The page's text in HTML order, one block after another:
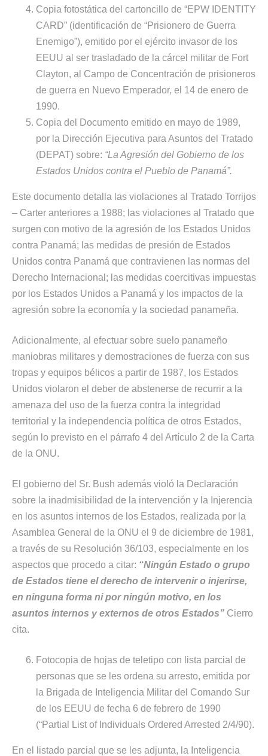
Copia fotostática del cartoncillo de “EPW IDENTITY
CARD” (identificación de “Prisionero de Guerra
Enemigo”), emitido por el ejército invasor de los
EEUU al ser trasladado de la cárcel militar de Fort
Clayton, al Campo de Concentración de prisioneros
de guerra en Nuevo Emperador, el 14 de enero de
1990.
Copia del Documento emitido en mayo de 1989,
por la Dirección Ejecutiva para Asuntos del Tratado
(DEPAT) sobre: “La Agresión del Gobierno de los
Estados Unidos contra el Pueblo de Panamá”.
Este documento detalla las violaciones al Tratado Torrijos
– Carter anteriores a 1988; las violaciones al Tratado que
surgen con motivo de la agresión de los Estados Unidos
contra Panamá; las medidas de presión de Estados
Unidos contra Panamá que contravienen las normas del
Derecho Internacional; las medidas coercitivas impuestas
por los Estados Unidos a Panamá y los impactos de la
agresión sobre la economía y la sociedad panameña.
Adicionalmente, al efectuar sobre suelo panameño
maniobras militares y demostraciones de fuerza con sus
tropas y equipos bélicos a partir de 1987, los Estados
Unidos violaron el deber de abstenerse de recurrir a la
amenaza del uso de la fuerza contra la integridad
territorial y la independencia política de otros Estados,
según lo previsto en el párrafo 4 del Artículo 2 de la Carta
de la ONU.
El gobierno del Sr. Bush además violó la Declaración
sobre la inadmisibilidad de la intervención y la Injerencia
en los asuntos internos de los Estados, realizada por la
Asamblea General de la ONU el 9 de diciembre de 1981,
a través de su Resolución 36/103, especialmente en los
aspectos que procedo a citar: “Ningún Estado o grupo
de Estados tiene el derecho de intervenir o injerirse,
en ninguna forma ni por ningún motivo, en los
asuntos internos y externos de otros Estados” Cierro
cita.
Fotocopia de hojas de teletipo con lista parcial de
personas que se les ordena su arresto, emitida por
la Brigada de Inteligencia Militar del Comando Sur
de los EEUU de fecha 6 de febrero de 1990
(“Partial List of Individuals Ordered Arrested 2/4/90).
En el listado parcial que se les adjunta, la Inteligencia